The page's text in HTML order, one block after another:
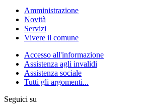
Amministrazione
Novità
Servizi
Vivere il comune
Accesso all'informazione
Assistenza agli invalidi
Assistenza sociale
Tutti gli argomenti...
Seguici su